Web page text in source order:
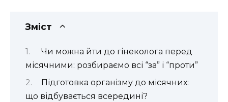
Зміст
Чи можна йти до гінеколога перед
місячними: розбираємо всі “за” і “проти”
Підготовка організму до місячних:
що відбувається всередині?